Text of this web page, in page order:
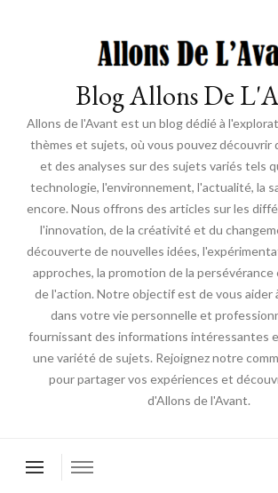
Blog Allons De
Allons de l'Avant est un blog dédié à
thèmes et sujets, où vous pouvez découvrir
et des analyses sur des sujets variés tels
technologie, l'environnement, l'actualité, la
encore. Nous offrons des articles sur les
l'innovation, de la créativité et du
découverte de nouvelles idées,
approches, la promotion de la
de l'action. Notre objectif est de vous aider
dans votre vie personnelle et
fournissant des informations intéressantes
une variété de sujets. Rejoignez notre
pour partager vos expériences et
d'Allons de l'Avant.